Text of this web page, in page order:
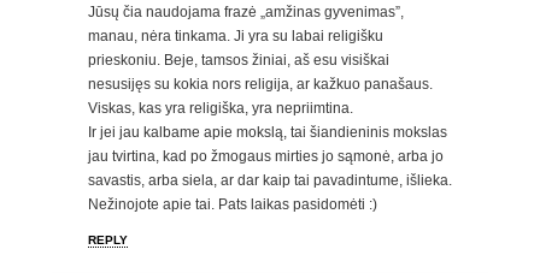
Jūsų čia naudojama frazė „amžinas gyvenimas”,
manau, nėra tinkama. Ji yra su labai religišku
prieskoniu. Beje, tamsos žiniai, aš esu visiškai
nesusijęs su kokia nors religija, ar kažkuo panašaus.
Viskas, kas yra religiška, yra nepriimtina.
Ir jei jau kalbame apie mokslą, tai šiandieninis mokslas
jau tvirtina, kad po žmogaus mirties jo sąmonė, arba jo
savastis, arba siela, ar dar kaip tai pavadintume, išlieka.
Nežinojote apie tai. Pats laikas pasidomėti :)
REPLY